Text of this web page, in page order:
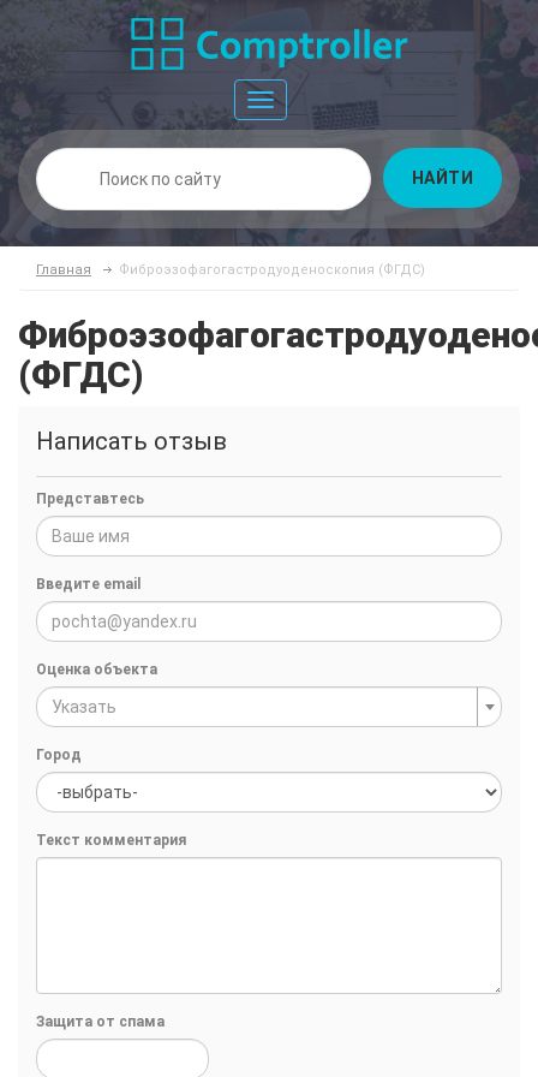
Toggle
navigation
НАЙТИ
Главная Фиброэзофагогастродуоденоскопия (ФГДС)
(ФГДС)
Написать отзыв
Представтесь
Введите email
Оценка объекта
Указать
Город
Текст комментария
Защита от спама